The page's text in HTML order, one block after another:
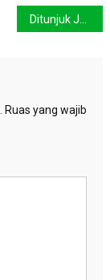
Ruas yang wajib